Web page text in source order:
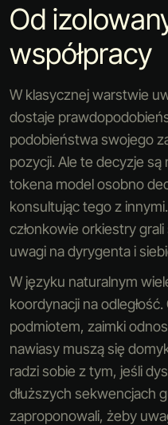
Od
współpracy
W klasycznej warstwie
dostaje
podobieństwa swojego
pozycji. Ale te decyzje są
tokena model osobno
konsultując tego z
członkowie orkiestry
uwagi na dyrygenta i
W języku naturalnym
koordynacji na
podmiotem, zaimki
nawiasy muszą się
radzi sobie z tym, jeśli
dłuższych sekwencjach
zaproponowali, żeby